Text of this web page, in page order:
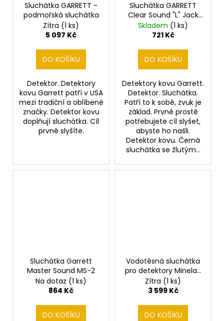
Sluchátka GARRETT -
podmořská sluchátka
Zítra (1 ks)
5 097 Kč
DO KOŠÍKU
Detektor. Detektory
kovu Garrett patří v USA
mezi tradiční a oblíbené
značky. Detektor kovu
doplňují sluchátka. Cíl
prvně slyšíte.
Sluchátka GARRETT
Clear Sound "L" Jack
6,3mm
Skladem (1 ks)
721 Kč
DO KOŠÍKU
Detektory kovu Garrett.
Detektor. Sluchátka.
Patří to k sobě, zvuk je
základ. Prvně prostě
potřebujete cíl slyšet,
abyste ho našli.
Detektor kovu. Černá
sluchátka se žlutým...
Sluchátka Garrett
Master Sound MS-2
Na dotaz (1 ks)
864 Kč
DO KOŠÍKU
Vodotěsná sluchátka
pro detektory Minelab
Equinox
600/700/800/900, X-
Manticore
Zítra (1 ks)
3 599 Kč
DO KOŠÍKU